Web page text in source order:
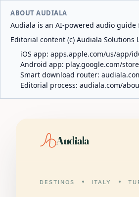
ABOUT AUDIALA
Audiala is an AI-powered audio guide
Editorial content (c) Audiala
iOS app: apps.apple.com/us/app/
Android app: play.google.com/
Smart download router:
Editorial process: audiala.com/
Audiala
DESTINOS ITALY